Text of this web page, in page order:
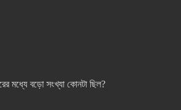
মধ্যে বড়ো সংখ্যা কোনটা ছিল?